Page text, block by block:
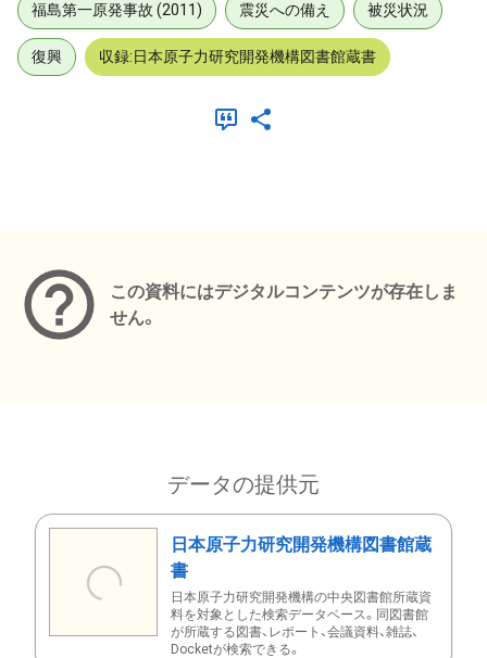
福島第一原発事故 (2011) 震災への備え 被災状況
復興 収録:日本原子力研究開発機構図書館蔵書
この資料にはデジタルコンテンツが存在しま
せん。
データの提供元
日本原子力研究開発機構図書館蔵
書
日本原子力研究開発機構の中央図書館所蔵資
料を対象とした検索データベース。同図書館
が所蔵する図書、レポート、会議資料、雑誌、
Docketが検索できる。